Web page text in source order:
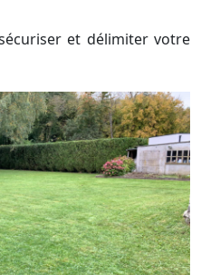
et délimiter votre